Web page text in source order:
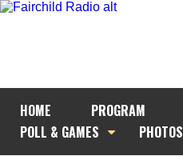
HOME PROGRAM
POLL & GAMES
PHOTOS